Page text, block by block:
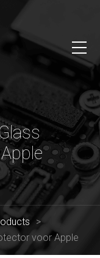
>
voor Apple